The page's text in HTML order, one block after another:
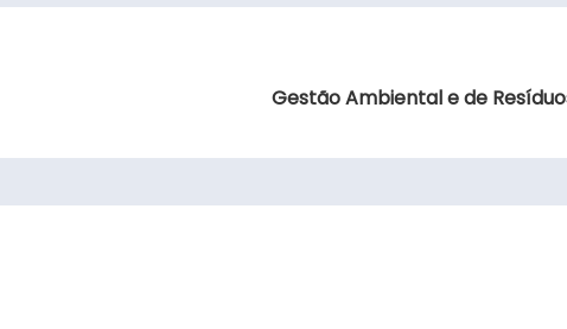
Gestão Ambiental e de